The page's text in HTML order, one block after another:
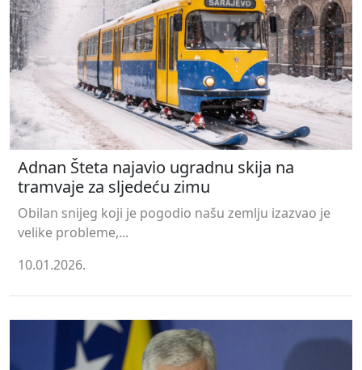
Adnan Šteta najavio ugradnu skija na
tramvaje za sljedeću zimu
Obilan snijeg koji je pogodio našu zemlju izazvao je
velike probleme,...
10.01.2026.